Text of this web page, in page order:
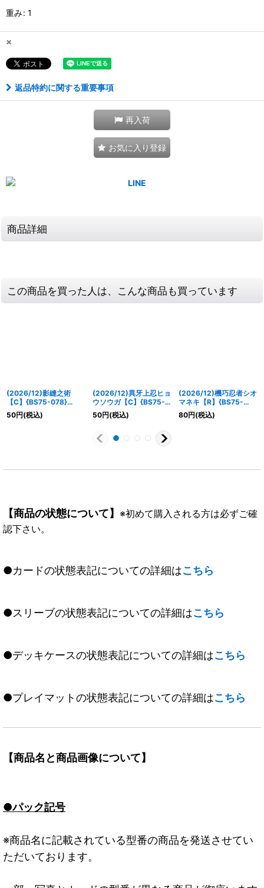
重み: 1
×
返品特約に関する重要事項
再入荷
お気に入り登録
商品詳細
この商品を買った人は、こんな商品も買っています
(2026/12)影縫之術
【C】{BS75-078}
《緑》
50円(税込)
(2026/12)異牙上忍ヒョ
ウソウガ【C】{BS75-
RV002}《緑》
50円(税込)
(2026/12)機巧忍者シオ
マネキ【R】{BS75-
RV003}《白》
80円(税込)
【商品の状態について】 ※初めて購入される方は必ずご確
認下さい。
●カードの状態表記についての詳細はこちら
●スリーブの状態表記についての詳細はこちら
●デッキケースの状態表記についての詳細はこちら
●プレイマットの状態表記についての詳細はこちら
【商品名と商品画像について】
●パック記号
※商品名に記載されている型番の商品を発送させてい
ただいております。